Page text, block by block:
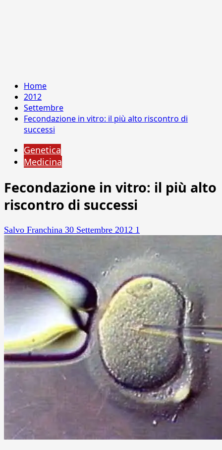
Home
2012
Settembre
Fecondazione in vitro: il più alto riscontro di
successi
Genetica
Medicina
Fecondazione in vitro: il più alto
riscontro di successi
Salvo Franchina 30 Settembre 2012 1